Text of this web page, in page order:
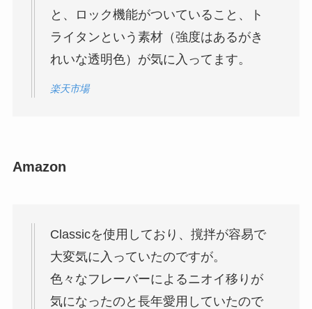
と、ロック機能がついていること、ト
ライタンという素材（強度はあるがき
れいな透明色）が気に入ってます。
楽天市場
Amazon
Classicを使用しており、撹拌が容易で
大変気に入っていたのですが。
色々なフレーバーによるニオイ移りが
気になったのと長年愛用していたので